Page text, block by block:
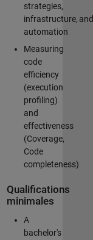
strategies,
infrastructure, and
automation
Measuring
code
efficiency
(execution
profiling)
and
effectiveness
(Coverage,
Code
completeness)
Qualifications
minimales
A
bachelor's